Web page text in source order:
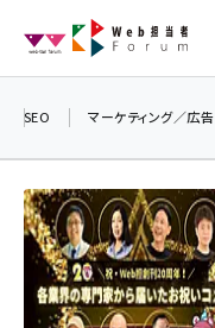
ン
seo (3519)
ai (2801)
SEO マーケティング／広告